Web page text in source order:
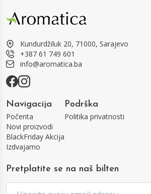
Kundurdžiluk 20, 71000, Sarajevo
+387 61 749 601
info@aromatica.ba
Navigacija
Počenta
Novi proizvodi
BlackFriday Akcija
Izdvajamo
Podrška
Politika privatnosti
Pretplatite se na naš bilten